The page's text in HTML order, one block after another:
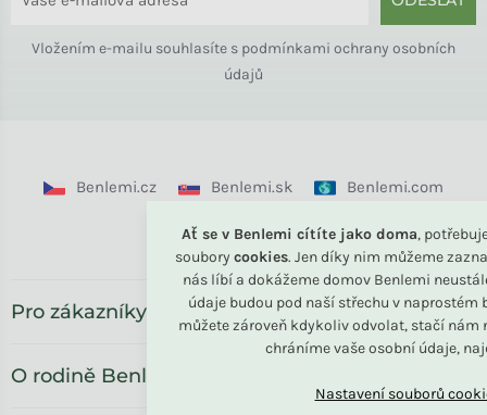
Ať se v Benlemi cítíte jako doma,
soubory cookies. Jen díky nim můžeme
nás líbí a dokážeme domov Benlemi
údaje budou pod naší střechu v naprostém
můžete zároveň kdykoliv odvolat, stačí nám
chráníme vaše osobní údaje,
Vložením e-mailu souhlasíte s podmínkami ochrany osobních
údajů
Benlemi.cz Benlemi.sk Benlemi.com
Benlemi.ro
Pro zákazníky
O rodině Benlemi